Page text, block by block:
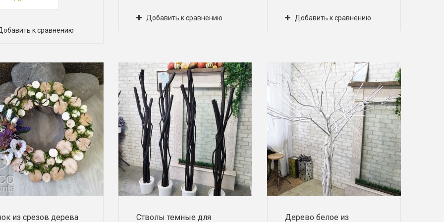
к сравнению
Добавить к сравнению Добавить к сравнению
из срезов дерева Стволы темные для Дерево белое из